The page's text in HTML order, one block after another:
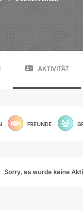
AKTIVITÄT
FREUNDE
Sorry, es wurde keine